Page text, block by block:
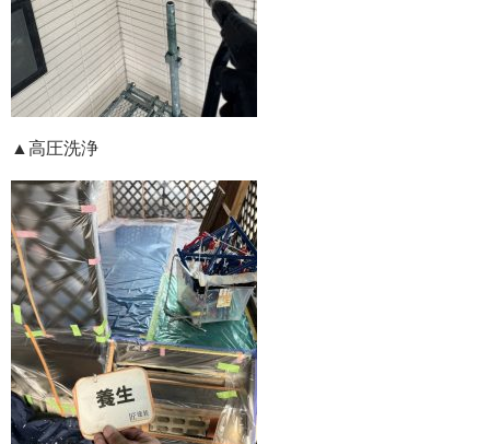
▲高圧洗浄